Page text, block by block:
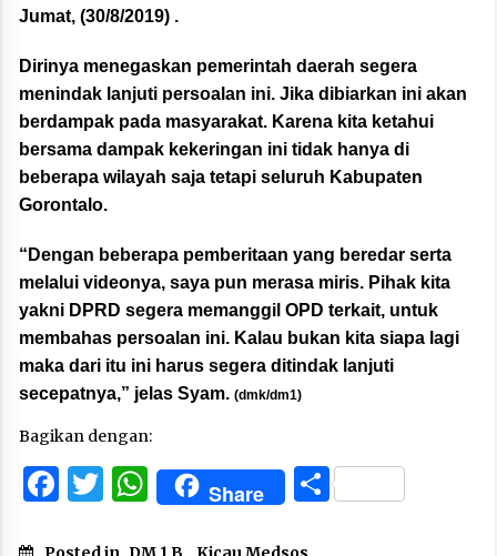
Jumat, (30/8/2019) .
Dirinya menegaskan pemerintah daerah segera
menindak lanjuti persoalan ini. Jika dibiarkan ini akan
berdampak pada masyarakat. Karena kita ketahui
bersama dampak kekeringan ini tidak hanya di
beberapa wilayah saja tetapi seluruh Kabupaten
Gorontalo.
“Dengan beberapa pemberitaan yang beredar serta
melalui videonya, saya pun merasa miris. Pihak kita
yakni DPRD segera memanggil OPD terkait, untuk
membahas persoalan ini. Kalau bukan kita siapa lagi
maka dari itu ini harus segera ditindak lanjuti
secepatnya,” jelas Syam. (dmk/dm1)
Bagikan dengan:
Facebook
Twitter
WhatsApp
Share Share